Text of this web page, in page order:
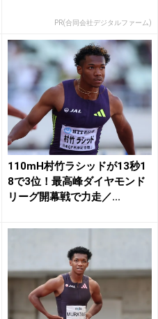
PR(合同会社デジタルファーム)
110mH村竹ラシッドが13秒1
8で3位！最高峰ダイヤモンド
リーグ開幕戦で力走／...